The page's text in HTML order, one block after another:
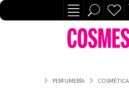
PERFUMERÍA COSMÉTICA